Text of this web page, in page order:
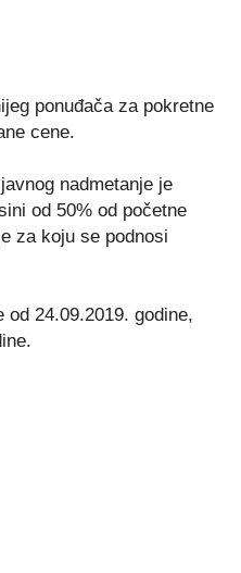
ponuđača za pokretne
cene.
nadmetanje je
od 50% od početne
za koju se podnosi
24.09.2019. godine,